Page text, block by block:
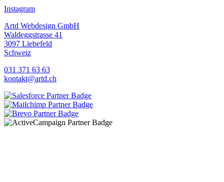
Instagram
Artd Webdesign GmbH
Waldeggstrasse 41
3097 Liebefeld
Schweiz
031 371 63 63
kontakt@artd.ch